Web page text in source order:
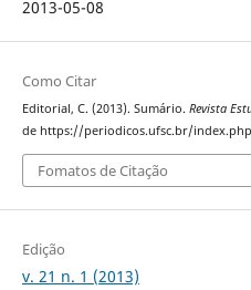
2013-05-08
Como Citar
Editorial, C. (2013). Sumário. Revista
de https://periodicos.ufsc.br/
Fomatos de Citação
Edição
v. 21 n. 1 (2013)